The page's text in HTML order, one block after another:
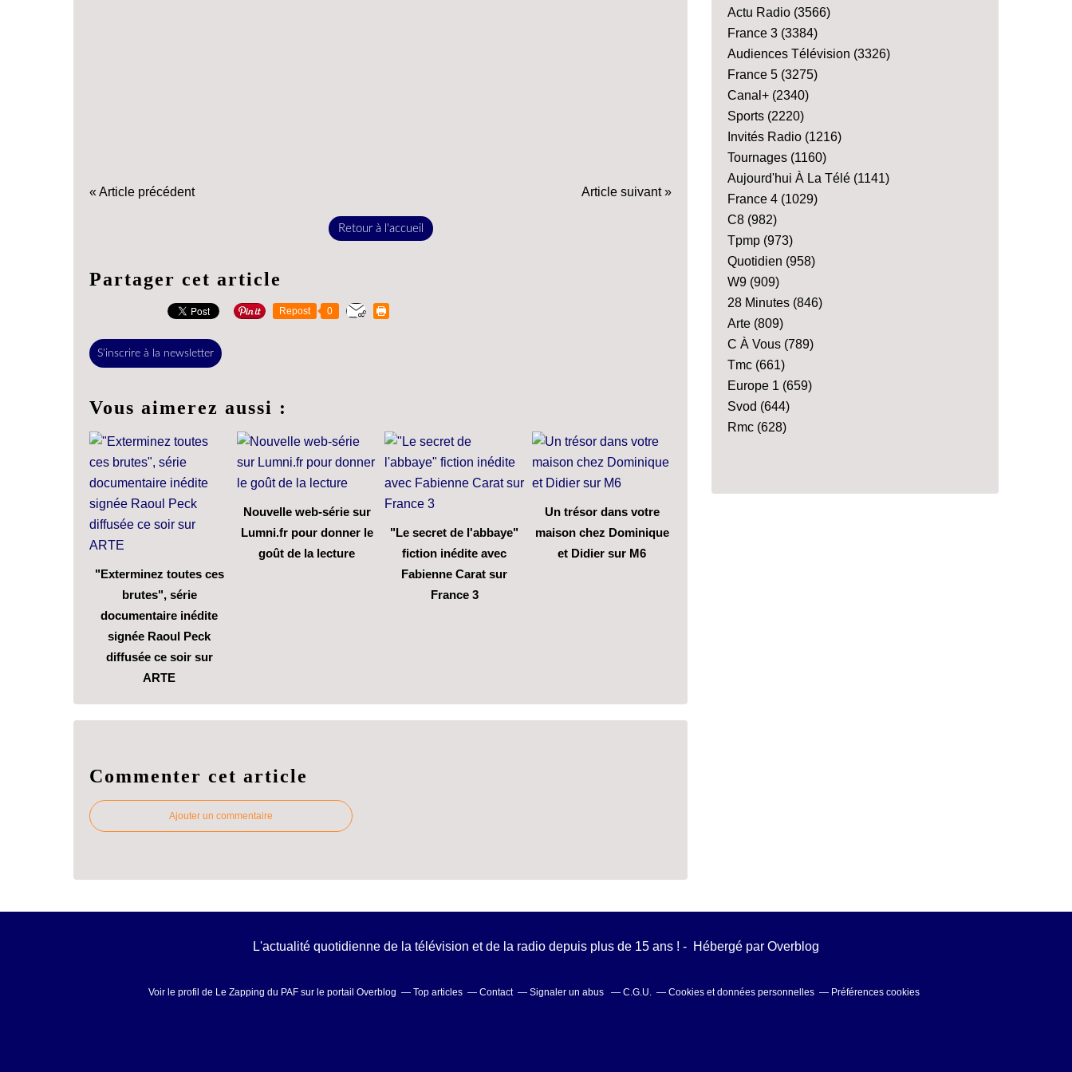
« Article précédent Article suivant »
Retour à l'accueil
Partager cet article
Repost 0
S'inscrire à la newsletter
Vous aimerez aussi :
"Exterminez toutes ces
brutes", série
documentaire inédite
signée Raoul Peck
diffusée ce soir sur
ARTE
Nouvelle web-série sur
Lumni.fr pour donner le
goût de la lecture
"Le secret de l'abbaye"
fiction inédite avec
Fabienne Carat sur
France 3
Un trésor dans votre
maison chez Dominique
et Didier sur M6
Commenter cet article
Ajouter un commentaire
Actu Radio (3566)
France 3 (3384)
Audiences Télévision (3326)
France 5 (3275)
Canal+ (2340)
Sports (2220)
Invités Radio (1216)
Tournages (1160)
Aujourd'hui À La Télé (1141)
France 4 (1029)
C8 (982)
Tpmp (973)
Quotidien (958)
W9 (909)
28 Minutes (846)
Arte (809)
C À Vous (789)
Tmc (661)
Europe 1 (659)
Svod (644)
Rmc (628)
L'actualité quotidienne de la télévision et de la radio depuis plus de 15 ans ! - Hébergé par Overblog
Voir le profil de Le Zapping du PAFsur le portail Overblog Top articles Contact Signaler un abus C.G.U. Cookies et données personnelles Préférences cookies